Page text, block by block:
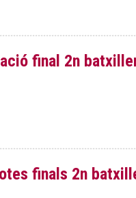
final 2n
finals 2n